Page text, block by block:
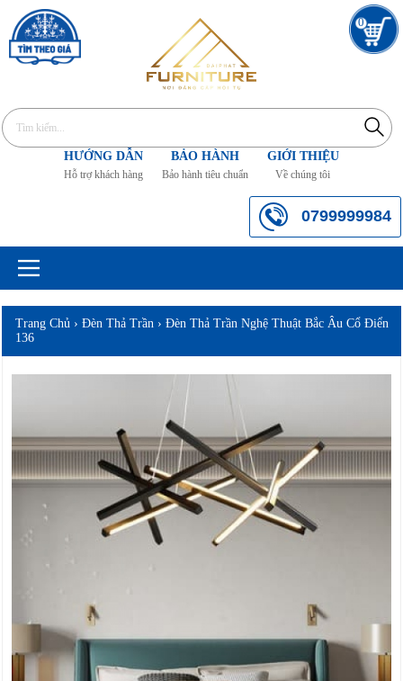
0
HƯỚNG DẪN
Hỗ trợ khách hàng
BẢO HÀNH
Bảo hành tiêu chuẩn
GIỚI THIỆU
Về chúng tôi
0799999984
Trang Chủ ›Đèn Thả Trần ›Đèn Thả Trần Nghệ Thuật Bắc Âu Cổ Điển
136